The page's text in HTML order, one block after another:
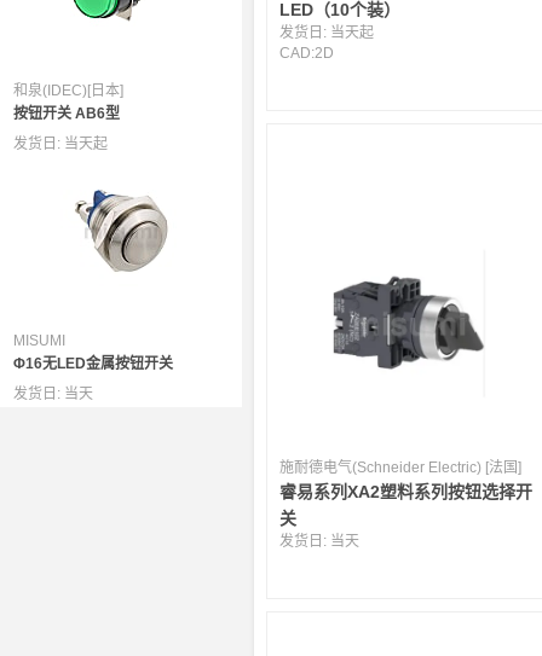
和泉(IDEC)[日本]
按钮开关 AB6型
发货日: 当天起
MISUMI
Φ16无LED金属按钮开关
发货日: 当天
LED（10个装）
发货日: 当天起
CAD:2D
施耐德电气(Schneider Electric) [法国]
睿易系列XA2塑料系列按钮选择开
关
发货日: 当天